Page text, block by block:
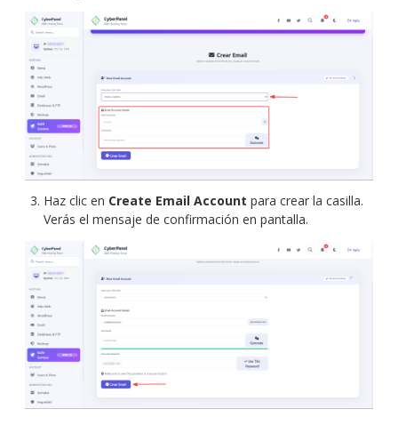
Haz clic en Create Email Account para crear la casilla.
Verás el mensaje de confirmación en pantalla.